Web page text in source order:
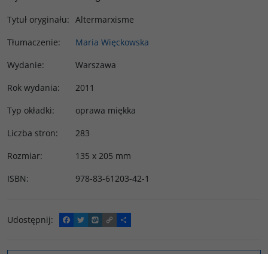
Tytuł oryginału: Altermarxisme
Tłumaczenie:
Maria Więckowska
Wydanie:
Warszawa
Rok wydania:
2011
Typ okładki:
oprawa miękka
Liczba stron:
283
Rozmiar:
135 x 205 mm
ISBN: 978-83-61203-42-1
Udostępnij:
F
a
e
T
w
t
W
y
o
C
o
y
P
o
z